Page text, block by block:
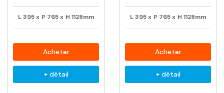
L395x P 765x H 1128mm
Acheter
+ détail
L395x P 765x H 1128mm
Acheter
+ détail